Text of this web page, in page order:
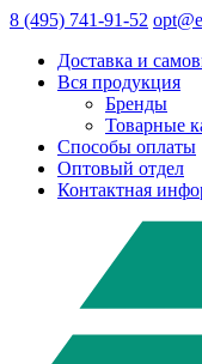
8 (495) 741-91-52
Доставка и
Вся продукция
Бренды
Товарные
Способы оплаты
Оптовый отдел
Контактная